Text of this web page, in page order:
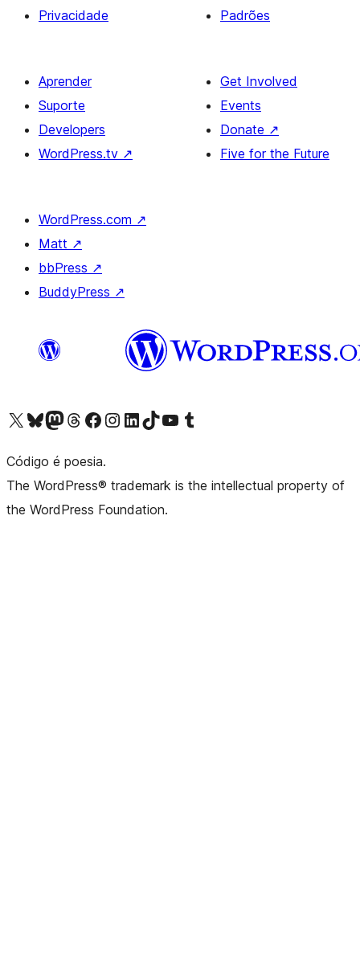
Privacidade
Padrões
Aprender
Suporte
Developers
WordPress.tv ↗
Get Involved
Events
Donate ↗
Five for the Future
WordPress.com ↗
Matt ↗
bbPress ↗
BuddyPress ↗
Visite a nossa conta X (antigo Twitter)
Visit our Bluesky account
Visit our Mastodon account
Visit our Threads account
Visite a nossa página do Facebook
Visite a nossa conta no Instagram
Visite a nossa conta no LinkedIn
Visit our TikTok account
Visit our YouTube channel
Visit our Tumblr account
Código é poesia.
The WordPress® trademark is the intellectual property of
the WordPress Foundation.